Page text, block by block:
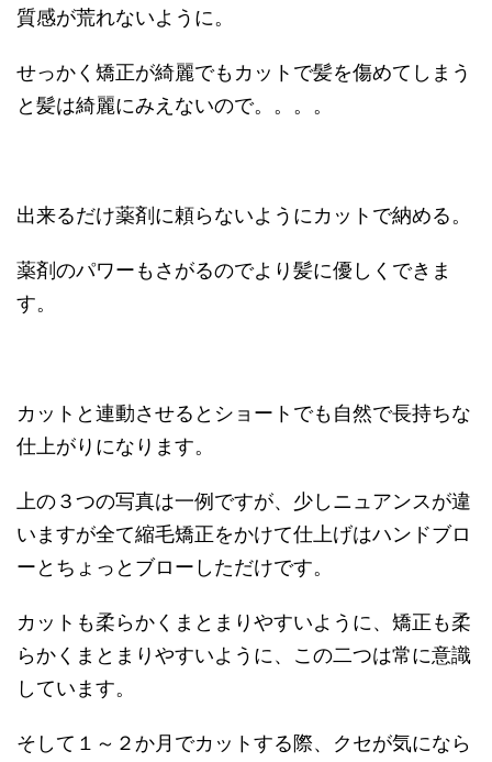
質感が荒れないように。
せっかく矯正が綺麗でもカットで髪を傷めてしまう
と髪は綺麗にみえないので。。。。
出来るだけ薬剤に頼らないようにカットで納める。
薬剤のパワーもさがるのでより髪に優しくできま
す。
カットと連動させるとショートでも自然で長持ちな
仕上がりになります。
上の３つの写真は一例ですが、少しニュアンスが違
いますが全て縮毛矯正をかけて仕上げはハンドブロ
ーとちょっとブローしただけです。
カットも柔らかくまとまりやすいように、矯正も柔
らかくまとまりやすいように、この二つは常に意識
しています。
そして１～２か月でカットする際、クセが気になら